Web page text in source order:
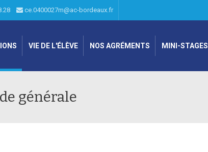
ce.0400027m@ac-bordeaux.fr
VIE DE L'ÉLÈVE NOS AGRÉMENTS MINI-STAGES
générale